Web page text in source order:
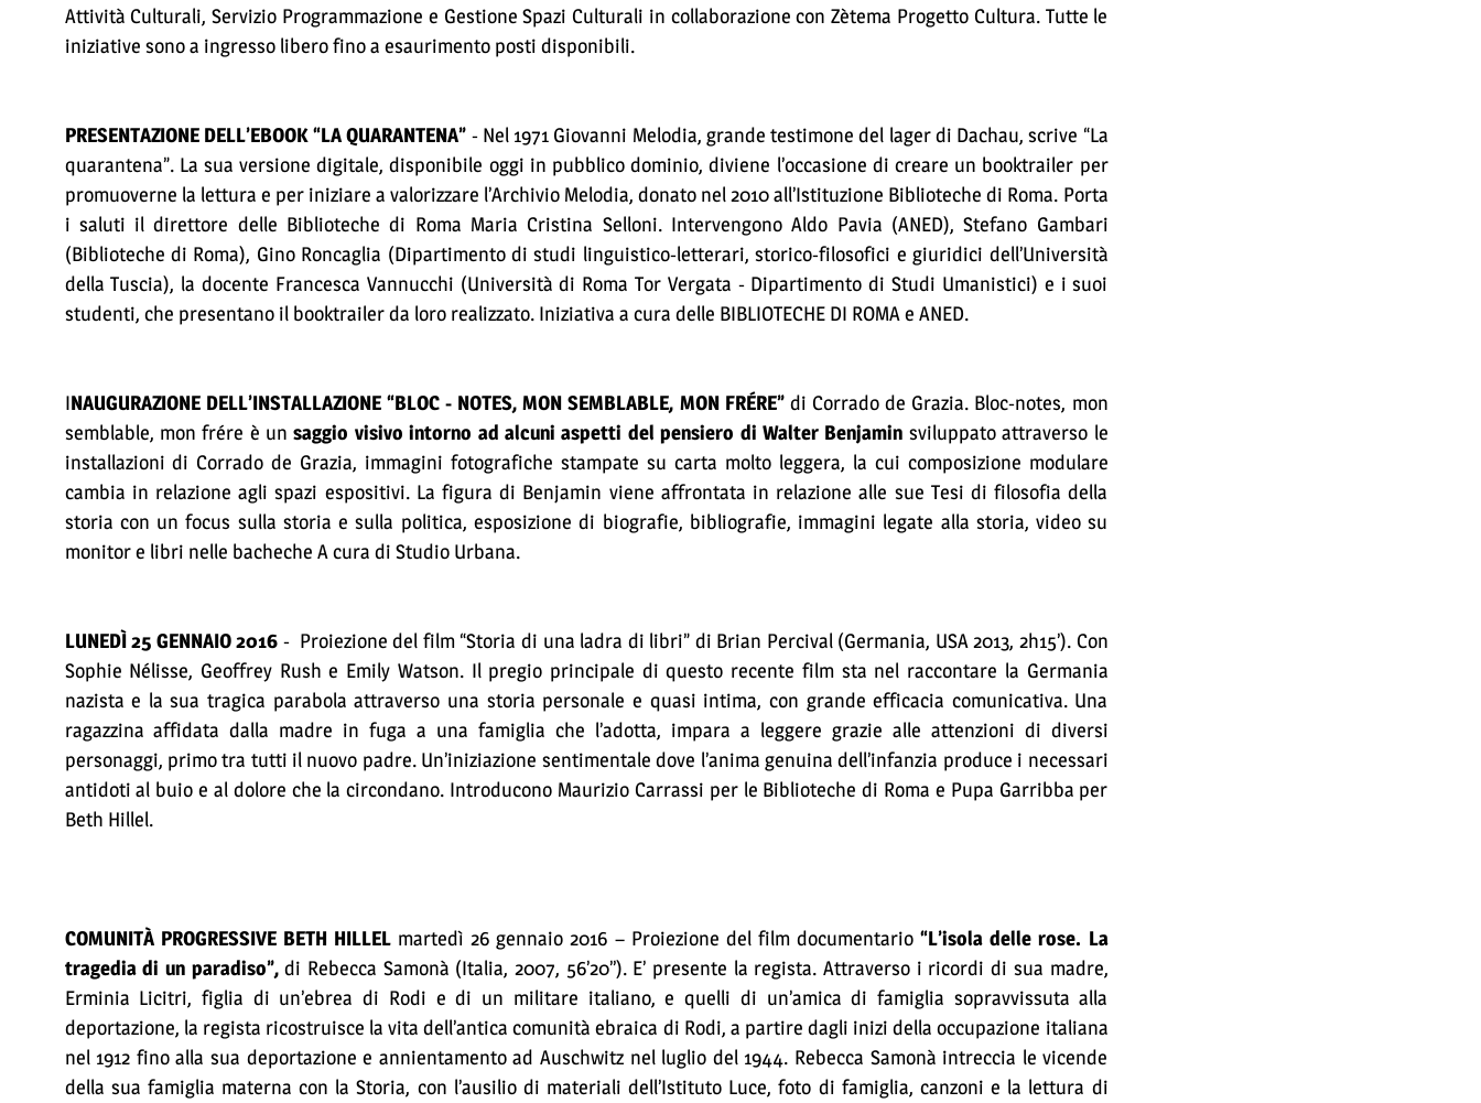
Attività Culturali, Servizio Programmazione e Gestione Spazi Culturali in collaborazione con Zètema Progetto Cultura. Tutte le
iniziative sono a ingresso libero fino a esaurimento posti disponibili.
PRESENTAZIONE DELL’EBOOK “LA QUARANTENA” - Nel 1971 Giovanni Melodia, grande testimone del lager di Dachau, scrive “La
quarantena”. La sua versione digitale, disponibile oggi in pubblico dominio, diviene l’occasione di creare un booktrailer per
promuoverne la lettura e per iniziare a valorizzare l’Archivio Melodia, donato nel 2010 all’Istituzione Biblioteche di Roma. Porta
i saluti il direttore delle Biblioteche di Roma Maria Cristina Selloni. Intervengono Aldo Pavia (ANED), Stefano Gambari
(Biblioteche di Roma), Gino Roncaglia (Dipartimento di studi linguistico-letterari, storico-filosofici e giuridici dell’Università
della Tuscia), la docente Francesca Vannucchi (Università di Roma Tor Vergata - Dipartimento di Studi Umanistici) e i suoi
studenti, che presentano il booktrailer da loro realizzato. Iniziativa a cura delle BIBLIOTECHE DI ROMA e ANED.
INAUGURAZIONE DELL’INSTALLAZIONE “BLOC - NOTES, MON SEMBLABLE, MON FRÉRE”di Corrado de Grazia. Bloc-notes, mon
semblable, mon frére è unsaggio visivo intorno ad alcuni aspetti del pensiero di Walter Benjamin sviluppato attraverso le
installazioni di Corrado de Grazia, immagini fotografiche stampate su carta molto leggera, la cui composizione modulare
cambia in relazione agli spazi espositivi. La figura di Benjamin viene affrontata in relazione alle sue Tesi di filosofia della
storia con un focus sulla storia e sulla politica, esposizione di biografie, bibliografie, immagini legate alla storia, video su
monitor e libri nelle bacheche A cura di Studio Urbana.
LUNEDÌ 25 GENNAIO 2016 - Proiezione del film “Storia di una ladra di libri” di Brian Percival (Germania, USA 2013, 2h15’). Con
Sophie Nélisse, Geoffrey Rush e Emily Watson. Il pregio principale di questo recente film sta nel raccontare la Germania
nazista e la sua tragica parabola attraverso una storia personale e quasi intima, con grande efficacia comunicativa. Una
ragazzina affidata dalla madre in fuga a una famiglia che l’adotta, impara a leggere grazie alle attenzioni di diversi
personaggi, primo tra tutti il nuovo padre. Un’iniziazione sentimentale dove l’anima genuina dell’infanzia produce i necessari
antidoti al buio e al dolore che la circondano. Introducono Maurizio Carrassi per le Biblioteche di Roma e Pupa Garribba per
Beth Hillel.
COMUNITÀ PROGRESSIVE BETH HILLELmartedì 26 gennaio 2016 – Proiezione del film documentario “L’isola delle rose. La
tragedia di un paradiso”,di Rebecca Samonà (Italia, 2007, 56’20’’). E’ presente la regista. Attraverso i ricordi di sua madre,
Erminia Licitri, figlia di un’ebrea di Rodi e di un militare italiano, e quelli di un’amica di famiglia sopravvissuta alla
deportazione, la regista ricostruisce la vita dell’antica comunità ebraica di Rodi, a partire dagli inizi della occupazione italiana
nel 1912 fino alla sua deportazione e annientamento ad Auschwitz nel luglio del 1944. Rebecca Samonà intreccia le vicende
della sua famiglia materna con la Storia, con l’ausilio di materiali dell’Istituto Luce, foto di famiglia, canzoni e la lettura di